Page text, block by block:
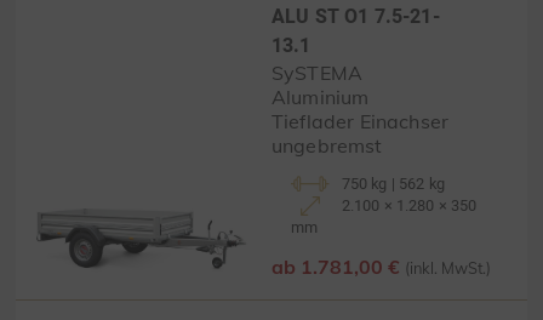
ALU ST O1 7.5-21-
13.1
SySTEMA
Aluminium
Tieflader Einachser
ungebremst
750 kg | 562 kg
2.100 × 1.280 × 350
mm
ab 1.781,00 € (inkl. MwSt.)